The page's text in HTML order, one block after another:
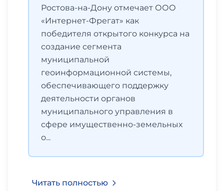
Ростова-на-Дону отмечает ООО
«Интернет-Фрегат» как
победителя открытого конкурса на
создание сегмента
муниципальной
геоинформационной системы,
обеспечивающего поддержку
деятельности органов
муниципального управления в
сфере имущественно-земельных
о...
Читать полностью